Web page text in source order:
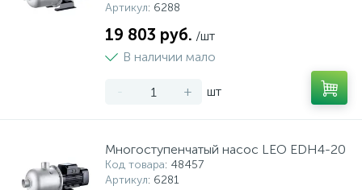
Артикул: 6288
19 803 руб. /шт
В наличии мало
- + шт
Многоступенчатый насос LEO EDH4-20
Код товара: 48457
Артикул: 6281